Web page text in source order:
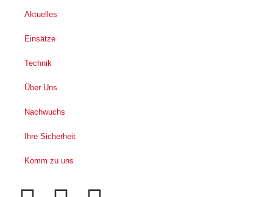
Aktuelles
Einsätze
Technik
Über Uns
Nachwuchs
Ihre Sicherheit
Komm zu uns